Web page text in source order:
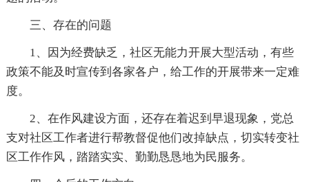
三、存在的问题
1、因为经费缺乏，社区无能力开展大型活动，有些
政策不能及时宣传到各家各户，给工作的开展带来一定难
度。
2、在作风建设方面，还存在着迟到早退现象，党总
支对社区工作者进行帮教督促他们改掉缺点，切实转变社
区工作作风，踏踏实实、勤勤恳恳地为民服务。